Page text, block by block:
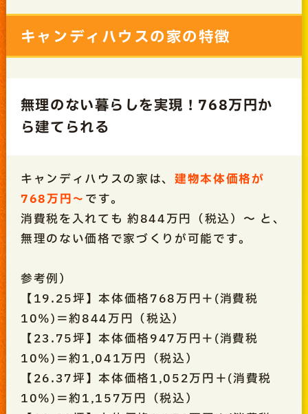
キャンディハウスの家の特徴
無理のない暮らしを実現！768万円か
ら建てられる
キャンディハウスの家は、 建物本体価格が
768万円～ です。
消費税を入れても 約844万円（税込）〜 と、
無理のない価格で家づくりが可能です。
参考例）
【19.25坪】本体価格768万円＋(消費税
10％)＝約844万円（税込）
【23.75坪】本体価格947万円＋(消費税
10％)＝約1,041万円（税込）
【26.37坪】本体価格1,052万円＋(消費税
10％)＝約1,157万円（税込）